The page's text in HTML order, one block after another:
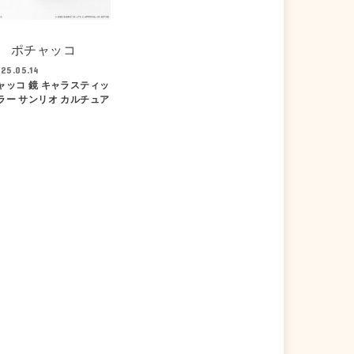
ポチャッコ
ッコ 鏡 キャラスティッ
ー サンリオ カルチュア